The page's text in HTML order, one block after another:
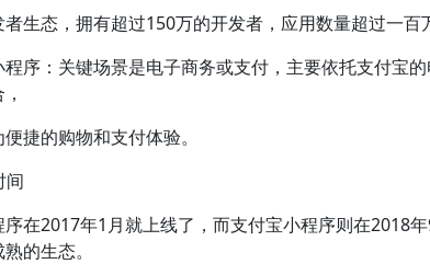
生态，拥有超过150万的开发者，应用数量超过一百
序：关键场景是电子商务或支付，主要依托支付宝
捷的购物和支付体验。
间
序在2017年1月就上线了，而支付宝小程序则在2018
的生态。